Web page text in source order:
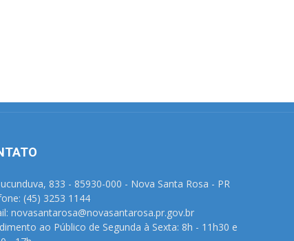
833 - 85930-000 - Nova Santa Rosa - PR
(45) 3253 1144
novasantarosa@novasantarosa.pr.gov.br
ao Público de Segunda à Sexta: 8h - 11h30 e